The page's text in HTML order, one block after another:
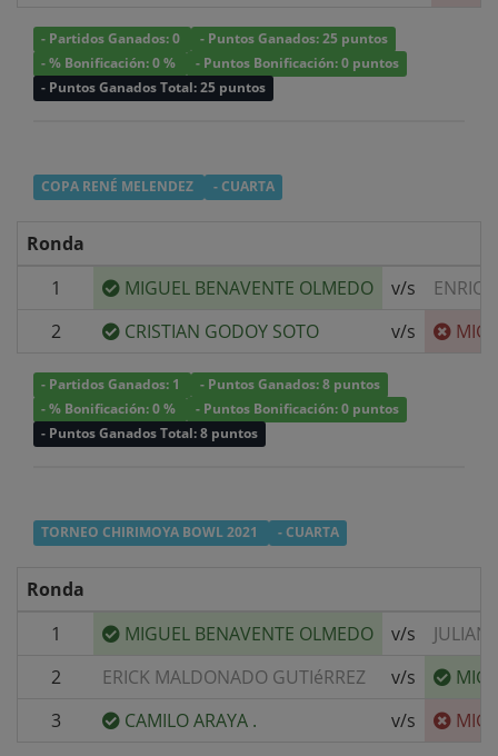
- Partidos Ganados: 0
- Puntos Ganados: 25 puntos
- % Bonificación: 0 %
- Puntos Bonificación: 0 puntos
- Puntos Ganados Total: 25 puntos
COPA RENÉ MELENDEZ - CUARTA
Ronda
1
MIGUEL BENAVENTE OLMEDO v/s
2
CRISTIAN GODOY SOTO v/s
- Partidos Ganados: 1
- Puntos Ganados: 8 puntos
- % Bonificación: 0 %
- Puntos Bonificación: 0 puntos
- Puntos Ganados Total: 8 puntos
TORNEO CHIRIMOYA BOWL 2021 - CUARTA
Ronda
1
MIGUEL BENAVENTE OLMEDO v/s
JULIAN
2
ERICK MALDONADO GUTIéRREZ v/s
3
CAMILO ARAYA . v/s